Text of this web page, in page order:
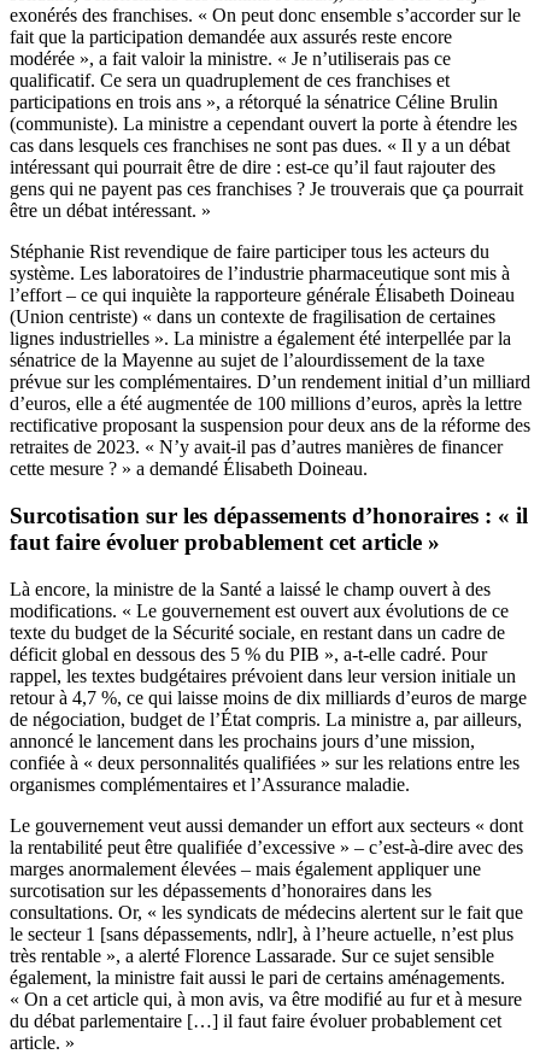
exonérés des franchises. « On peut donc ensemble s’accorder sur le
fait que la participation demandée aux assurés reste encore
modérée », a fait valoir la ministre. « Je n’utiliserais pas ce
qualificatif. Ce sera un quadruplement de ces franchises et
participations en trois ans », a rétorqué la sénatrice Céline Brulin
(communiste). La ministre a cependant ouvert la porte à étendre les
cas dans lesquels ces franchises ne sont pas dues. « Il y a un débat
intéressant qui pourrait être de dire : est-ce qu’il faut rajouter des
gens qui ne payent pas ces franchises ? Je trouverais que ça pourrait
être un débat intéressant. »
Stéphanie Rist revendique de faire participer tous les acteurs du
système. Les laboratoires de l’industrie pharmaceutique sont mis à
l’effort – ce qui inquiète la rapporteure générale Élisabeth Doineau
(Union centriste) « dans un contexte de fragilisation de certaines
lignes industrielles ». La ministre a également été interpellée par la
sénatrice de la Mayenne au sujet de l’alourdissement de la taxe
prévue sur les complémentaires. D’un rendement initial d’un milliard
d’euros, elle a été augmentée de 100 millions d’euros, après la lettre
rectificative proposant la suspension pour deux ans de la réforme des
retraites de 2023. « N’y avait-il pas d’autres manières de financer
cette mesure ? » a demandé Élisabeth Doineau.
Surcotisation sur les dépassements d’honoraires : « il
faut faire évoluer probablement cet article »
Là encore, la ministre de la Santé a laissé le champ ouvert à des
modifications. « Le gouvernement est ouvert aux évolutions de ce
texte du budget de la Sécurité sociale, en restant dans un cadre de
déficit global en dessous des 5 % du PIB », a-t-elle cadré. Pour
rappel, les textes budgétaires prévoient dans leur version initiale un
retour à 4,7 %, ce qui laisse moins de dix milliards d’euros de marge
de négociation, budget de l’État compris. La ministre a, par ailleurs,
annoncé le lancement dans les prochains jours d’une mission,
confiée à « deux personnalités qualifiées » sur les relations entre les
organismes complémentaires et l’Assurance maladie.
Le gouvernement veut aussi demander un effort aux secteurs « dont
la rentabilité peut être qualifiée d’excessive » – c’est-à-dire avec des
marges anormalement élevées – mais également appliquer une
surcotisation sur les dépassements d’honoraires dans les
consultations. Or, « les syndicats de médecins alertent sur le fait que
le secteur 1 [sans dépassements, ndlr], à l’heure actuelle, n’est plus
très rentable », a alerté Florence Lassarade. Sur ce sujet sensible
également, la ministre fait aussi le pari de certains aménagements.
« On a cet article qui, à mon avis, va être modifié au fur et à mesure
du débat parlementaire […] il faut faire évoluer probablement cet
article. »